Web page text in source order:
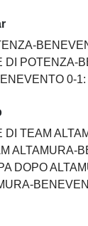
BENEVENTO
BENEVENTO:
0-1: I
BENEVENTO:
BENEVENTO,
BENEVENTO 1-2: I